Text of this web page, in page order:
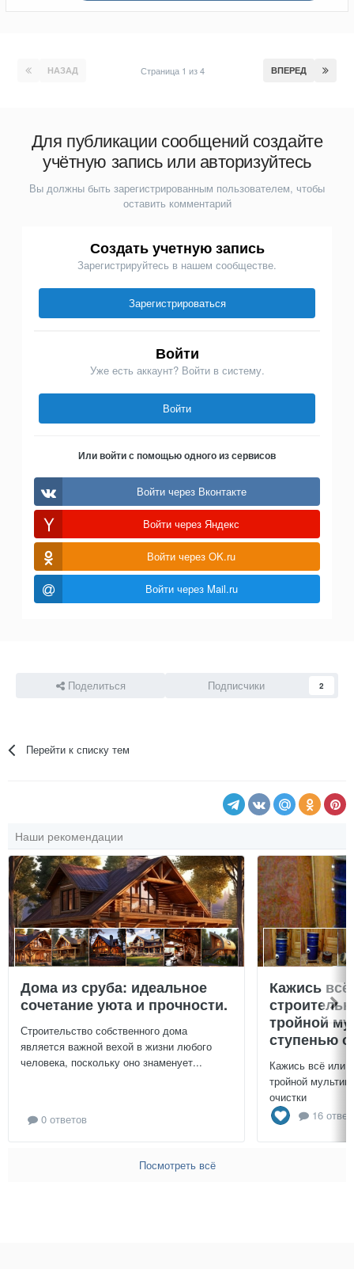
НАЗАД ВПЕРЕД
Страница 1 из 4
Для публикации сообщений создайте
учётную запись или авторизуйтесь
Вы должны быть зарегистрированным пользователем, чтобы
оставить комментарий
Создать учетную запись
Зарегистрируйтесь в нашем сообществе.
Зарегистрироваться
Войти
Уже есть аккаунт? Войти в систему.
Войти
Или войти с помощью одного из сервисов
Войти через Вконтакте
Войти через Яндекс
Войти через OK.ru
Войти через Mail.ru
Поделиться Подписчики 2
Перейти к списку тем
Наши рекомендации
Дома из сруба: идеальное
сочетание уюта и прочности.
Строительство собственного дома
является важной вехой в жизни любого
человека, поскольку оно знаменует...
0 ответов
Кажись
тройной
ступенью
Кажись всё или
тройной
очистки
16
Посмотреть всё